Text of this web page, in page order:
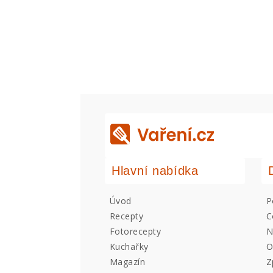
Hlavní nabídka
Úvod
Recepty
Fotorecepty
Kuchařky
Magazín